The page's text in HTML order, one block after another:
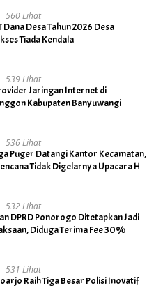
560 Lihat
Dana Desa Tahun 2026 Desa
Tiada Kendala
539 Lihat
Jaringan Internet di
Kabupaten Banyuwangi
536 Lihat
Puger Datangi Kantor Kecamatan,
Tidak Digelarnya Upacara HUT
532 Lihat
DPRD Ponorogo Ditetapkan Jadi
Diduga Terima Fee 30%
531 Lihat
Raih Tiga Besar Polisi Inovatif